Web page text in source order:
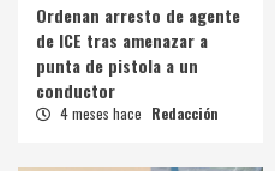
Ordenan arresto de agente
de ICE tras amenazar a
punta de pistola a un
conductor
4 meses hace Redacción